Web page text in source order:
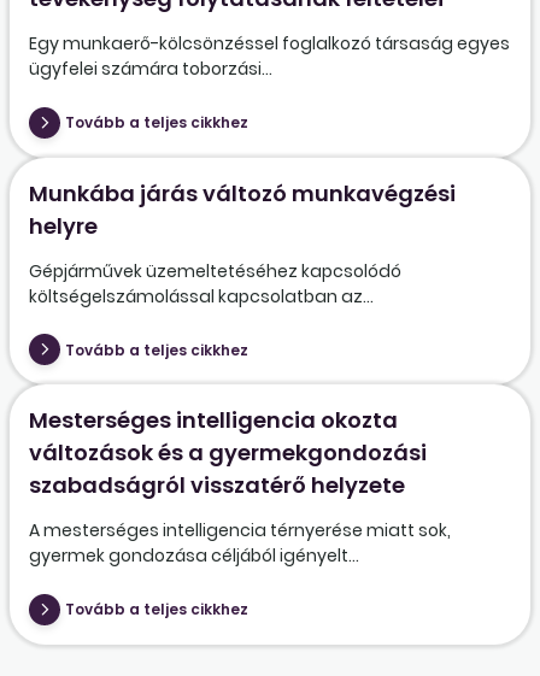
Egy munkaerő-kölcsönzéssel foglalkozó társaság egyes
ügyfelei számára toborzási...
Tovább a teljes cikkhez
Munkába járás változó munkavégzési
helyre
Gépjárművek üzemeltetéséhez kapcsolódó
költségelszámolással kapcsolatban az...
Tovább a teljes cikkhez
Mesterséges intelligencia okozta
változások és a gyermekgondozási
szabadságról visszatérő helyzete
A mesterséges intelligencia térnyerése miatt sok,
gyermek gondozása céljából igényelt...
Tovább a teljes cikkhez